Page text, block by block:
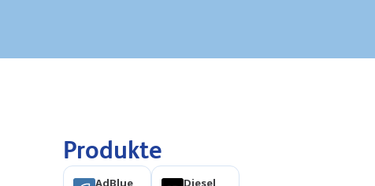
Produkte
AdBlue Diesel